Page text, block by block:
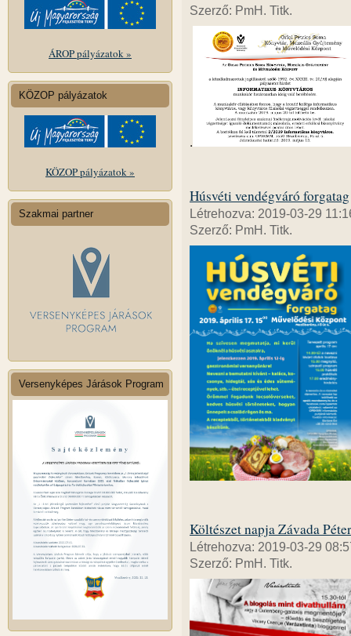
ÁROP pályázatok »
KÖZOP pályázatok
KÖZOP pályázatok »
Szakmai partner
Versenyképes Járások Program
Szerző: PmH. Titk.
.
Húsvéti vendégváró forgatag
Létrehozva: 2019-03-29
Szerző: PmH. Titk.
Költészet napja Závada
Létrehozva: 2019-03-29
Szerző: PmH. Titk.